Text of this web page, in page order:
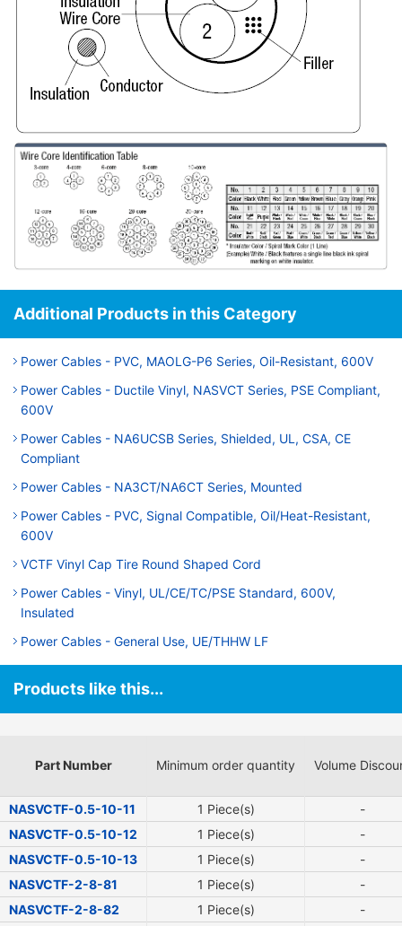
Additional Products in this Category
Power Cables - PVC, MAOLG-P6 Series, Oil-Resistant, 600V
Power Cables - Ductile Vinyl, NASVCT Series, PSE Compliant,
600V
Power Cables - NA6UCSB Series, Shielded, UL, CSA, CE
Compliant
Power Cables - NA3CT/NA6CT Series, Mounted
Power Cables - PVC, Signal Compatible, Oil/Heat-Resistant,
600V
VCTF Vinyl Cap Tire Round Shaped Cord
Power Cables - Vinyl, UL/CE/TC/PSE Standard, 600V,
Insulated
Power Cables - General Use, UE/THHW LF
Products like this...
Part Number Minimum order quantity Volume
NASVCTF-0.5-10-11 1 Piece(s)
-
NASVCTF-0.5-10-12
1 Piece(s)
-
NASVCTF-0.5-10-13
1 Piece(s)
-
NASVCTF-2-8-81
1 Piece(s)
-
NASVCTF-2-8-82
1 Piece(s)
-